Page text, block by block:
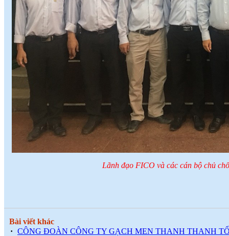
Lãnh đạo FICO và các cán bộ chủ
Bài viết khác
· CÔNG ĐOÀN CÔNG TY GẠCH MEN THANH THANH